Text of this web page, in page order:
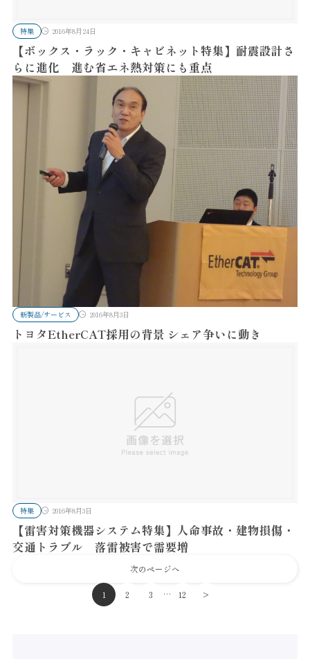
特集 2016年8月24日
【ボックス・ラック・キャビネット特集】耐震設計さ
らに進化 進む省エネ熱対策にも重点
新製品/サービス 2016年8月3日
トヨタEtherCAT採用の背景 シェア争いに動き
特集 2016年8月3日
【雷害対策機器システム特集】人命事故・建物損傷・
交通トラブル 落雷被害で需要増
次のページへ
1 2 3 … 12 >